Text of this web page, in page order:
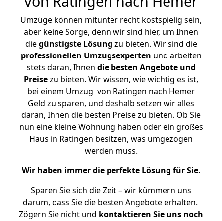
Umzüge können mitunter recht kostspielig sein,
aber keine Sorge, denn wir sind hier, um Ihnen
diegünstigste Lösung zu bieten. Wir sind die
professionellen Umzugsexperten und arbeiten
stets daran, Ihnen die besten Angebote und
Preisezu bieten. Wir wissen, wie wichtig es ist,
bei einem Umzug von Ratingen nach Hemer
Geld zu sparen, und deshalb setzen wir alles
daran, Ihnen die besten Preise zu bieten. Ob Sie
nun eine kleine Wohnung haben oder ein großes
Haus in Ratingen besitzen, was umgezogen
werden muss.
Wir haben immer die perfekte Lösung für Sie.
Sparen Sie sich die Zeit – wir kümmern uns
darum, dass Sie die besten Angebote erhalten.
Zögern Sie nicht und kontaktieren Sie uns noch